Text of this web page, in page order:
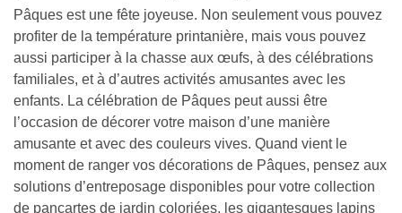
Pâques est une fête joyeuse. Non seulement vous pouvez
profiter de la température printanière, mais vous pouvez
aussi participer à la chasse aux œufs, à des célébrations
familiales, et à d’autres activités amusantes avec les
enfants. La célébration de Pâques peut aussi être
l’occasion de décorer votre maison d’une manière
amusante et avec des couleurs vives. Quand vient le
moment de ranger vos décorations de Pâques, pensez aux
solutions d’entreposage disponibles pour votre collection
de pancartes de jardin coloriées, les gigantesques lapins